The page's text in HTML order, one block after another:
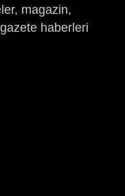
magazin,
haberleri